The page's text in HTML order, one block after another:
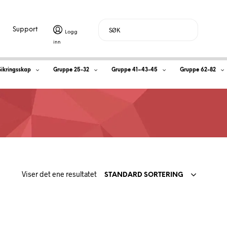
Sikringsskap Gruppe 25-32 Gruppe 41–43-45 Gruppe 62-82
Support
STANDARD SORTERING
Viser det ene resultatet
H
a
d
e